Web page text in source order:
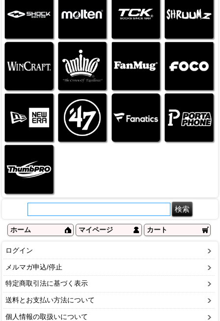
ホーム マイページ カート
ログイン
メルマガ申込/停止
特定商取引法に基づく表示
送料とお支払い方法について
個人情報の取扱いについて